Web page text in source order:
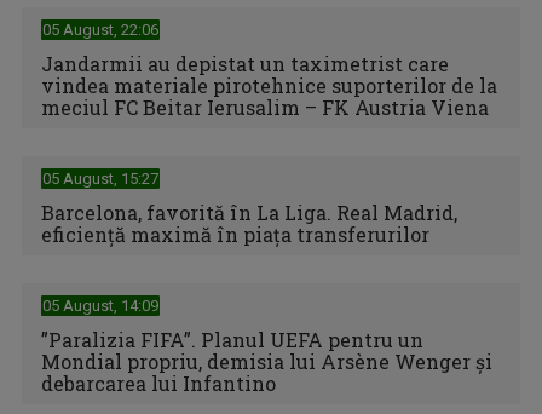
finală dramatică ...
05 August, 22:06
Jandarmii au depistat un taximetrist care
vindea materiale pirotehnice suporterilor de la
05 August, 15:27
Barcelona, favorită în La Liga. Real Madrid,
05 August, 14:09
”Paralizia FIFA”. Planul UEFA pentru un
Mondial propriu, demisia lui Arsène Wenger și